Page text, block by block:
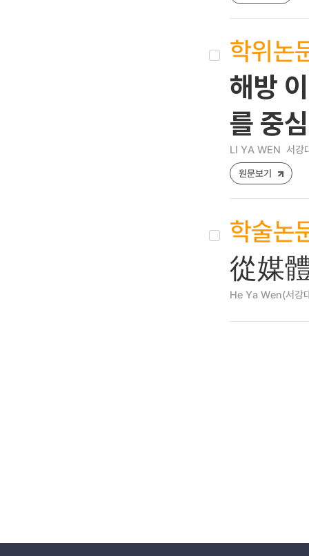
학위논
해방
를 중
LI YA WEN 서강
원문보기
학술논
從媒
He Ya Wen(서강